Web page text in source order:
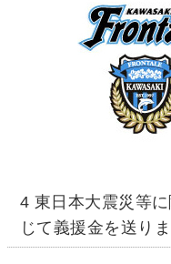
4 東日本大震災等
じて義援金を送り